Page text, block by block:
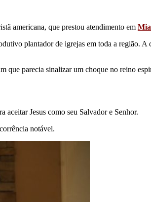
americana, que prestou atendimento em
plantador de igrejas em toda a região.
que parecia sinalizar um choque no reino
Jesus como seu Salvador e Senhor.
notável.